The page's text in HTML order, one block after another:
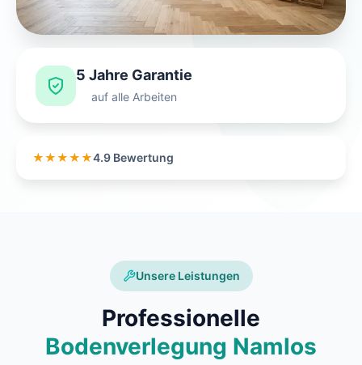
5 Jahre Garantie
auf alle Arbeiten
★★★★★4.9 Bewertung
Unsere Leistungen
Professionelle
Bodenverlegung Namlos